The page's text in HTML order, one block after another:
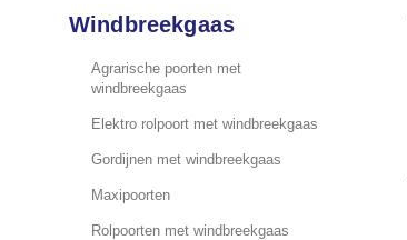
Windbreekgaas
Agrarische poorten met
windbreekgaas
Elektro rolpoort met windbreekgaas
Gordijnen met windbreekgaas
Maxipoorten
Rolpoorten met windbreekgaas